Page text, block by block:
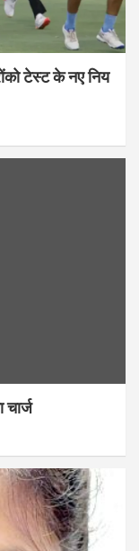
टेस्ट के नए निय